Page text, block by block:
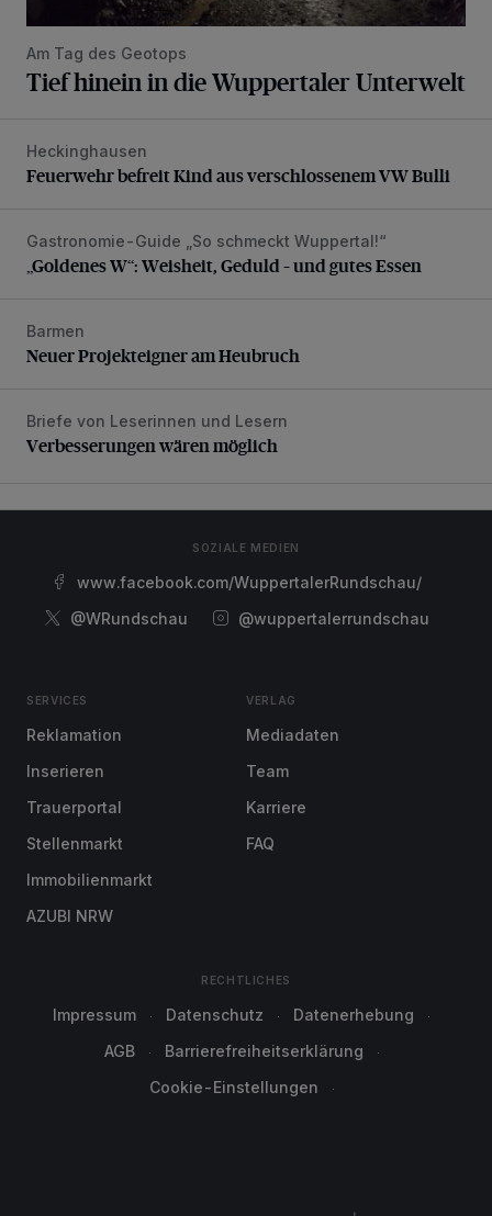
Am Tag des Geotops
Tief hinein in die Wuppertaler Unterwelt
Feuerwehr befreit Kind aus verschlossenem VW Bulli
Heckinghausen
Feuerwehr befreit Kind aus verschlossenem VW Bulli
„Goldenes W“: Weisheit, Geduld – und gutes Essen
Gastronomie-Guide „So schmeckt Wuppertal!“
„Goldenes W“: Weisheit, Geduld – und gutes Essen
Neuer Projekteigner am Heubruch
Barmen
Neuer Projekteigner am Heubruch
Verbesserungen wären möglich
Briefe von Leserinnen und Lesern
Verbesserungen wären möglich
SOZIALE MEDIEN
www.facebook.com/WuppertalerRundschau/
@WRundschau
@wuppertalerrundschau
SERVICES
Reklamation
Inserieren
Trauerportal
Stellenmarkt
Immobilienmarkt
AZUBI NRW
VERLAG
Mediadaten
Team
Karriere
FAQ
RECHTLICHES
Impressum Datenschutz
Datenerhebung
AGB
Barrierefreiheitserklärung
Cookie-Einstellungen